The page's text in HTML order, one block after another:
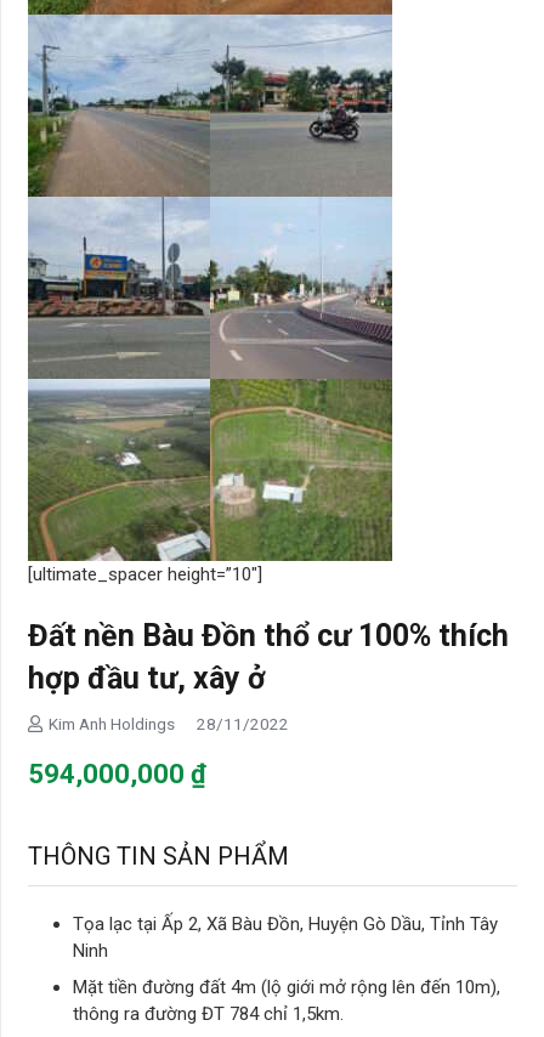
[ultimate_spacer height=”10″]
Đất nền Bàu Đồn thổ cư 100% thích
hợp đầu tư, xây ở
Kim Anh Holdings 28/11/2022
594,000,000 ₫
THÔNG TIN SẢN PHẨM
Tọa lạc tại Ấp 2, Xã Bàu Đồn, Huyện Gò Dầu, Tỉnh Tây
Ninh
Mặt tiền đường đất 4m (lộ giới mở rộng lên đến 10m),
thông ra đường ĐT 784 chỉ 1,5km.